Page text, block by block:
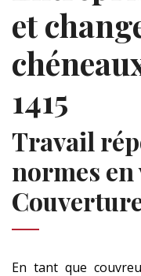
et
1415
Travail
normes
En tant que